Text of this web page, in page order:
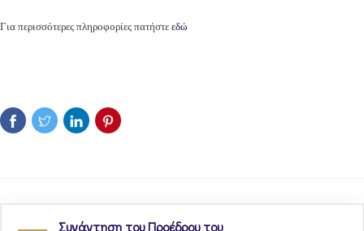
Για περισσότερες πληροφορίες πατήστε εδώ
Συνάντηση του Προέδρου του